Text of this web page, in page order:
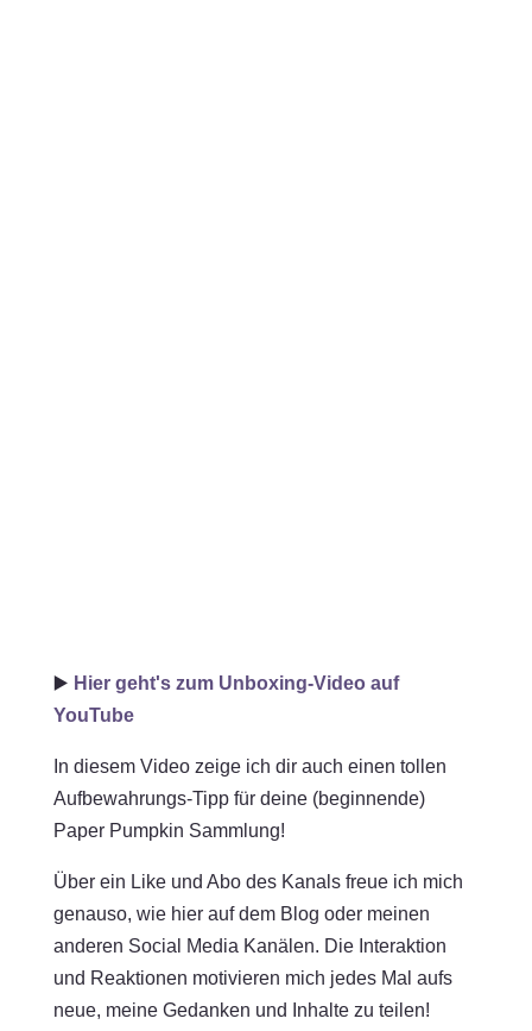
▶️ Hier geht's zum Unboxing-Video auf
YouTube
In diesem Video zeige ich dir auch einen tollen
Aufbewahrungs-Tipp für deine (beginnende)
Paper Pumpkin Sammlung!
Über ein Like und Abo des Kanals freue ich mich
genauso, wie hier auf dem Blog oder meinen
anderen Social Media Kanälen. Die Interaktion
und Reaktionen motivieren mich jedes Mal aufs
neue, meine Gedanken und Inhalte zu teilen!